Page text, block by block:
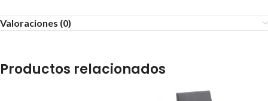
Valoraciones (0)
Productos relacionados